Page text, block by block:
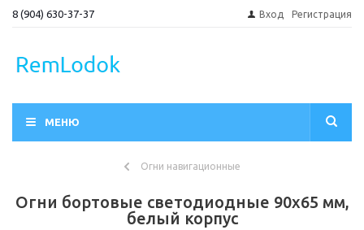
8 (904) 630-37-37 Вход Регистрация
МЕНЮ
Огни навигационные
Огни бортовые светодиодные 90х65 мм,
белый корпус